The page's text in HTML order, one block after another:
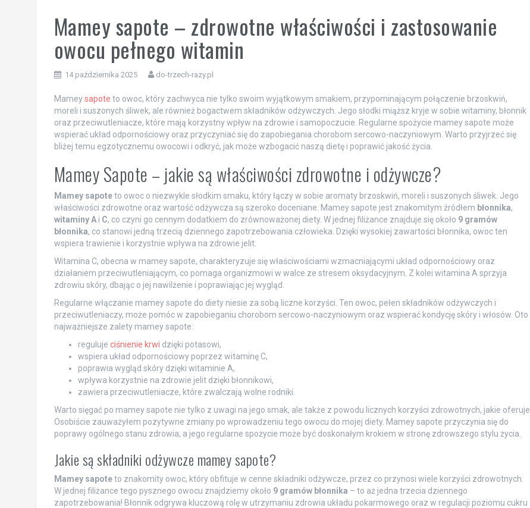
Mamey sapote – zdrowotne właściwości i zastosowanie
owocu pełnego witamin
14 października 2025 do-trzech-razy.pl
Mameysapote to owoc, który zachwyca nie tylko swoim wyjątkowym smakiem, przypominającym połączenie brzoskwiń,
moreli i suszonych śliwek, ale również bogactwem składników odżywczych. Jego słodki miąższ kryje w sobie witaminy, błonnik
oraz przeciwutleniacze, które mają korzystny wpływ na zdrowie i samopoczucie. Regularne spożycie mamey sapote może
wspierać układ odpornościowy oraz przyczyniać się do zapobiegania chorobom sercowo-naczyniowym. Warto przyjrzeć się
bliżej temu egzotycznemu owocowi i odkryć, jak może wzbogacić naszą dietę i poprawić jakość życia.
Mamey Sapote – jakie są właściwości zdrowotne i odżywcze?
Mamey sapoteto owoc o niezwykle słodkim smaku, który łączy w sobie aromaty brzoskwiń, moreli i suszonych śliwek. Jego
właściwości zdrowotne oraz wartość odżywcza są szeroko doceniane. Mamey sapote jest znakomitym źródłem błonnika,
witaminy Ai C, co czyni go cennym dodatkiem do zrównoważonej diety. W jednej filiżance znajduje się około 9 gramów
błonnika, co stanowi jedną trzecią dziennego zapotrzebowania człowieka. Dzięki wysokiej zawartości błonnika, owoc ten
wspiera trawienie i korzystnie wpływa na zdrowie jelit.
Witamina C, obecna w mamey sapote, charakteryzuje się właściwościami wzmacniającymi układ odpornościowy oraz
działaniem przeciwutleniającym, co pomaga organizmowi w walce ze stresem oksydacyjnym. Z kolei witamina A sprzyja
zdrowiu skóry, dbając o jej nawilżenie i poprawiając jej wygląd.
Regularne włączanie mamey sapote do diety niesie za sobą liczne korzyści. Ten owoc, pełen składników odżywczych i
przeciwutleniaczy, może pomóc w zapobieganiu chorobom sercowo-naczyniowym oraz wspierać kondycję skóry i włosów. Oto
najważniejsze zalety mamey sapote:
reguluje ciśnienie krwi dzięki potasowi,
wspiera układ odpornościowy poprzez witaminę C,
poprawia wygląd skóry dzięki witaminie A,
wpływa korzystnie na zdrowie jelit dzięki błonnikowi,
zawiera przeciwutleniacze, które zwalczają wolne rodniki.
Warto sięgać po mamey sapote nie tylko z uwagi na jego smak, ale także z powodu licznych korzyści zdrowotnych, jakie oferuje.
Osobiście zauważyłem pozytywne zmiany po wprowadzeniu tego owocu do mojej diety. Mamey sapote przyczynia się do
poprawy ogólnego stanu zdrowia, a jego regularne spożycie może być doskonałym krokiem w stronę zdrowszego stylu życia.
Jakie są składniki odżywcze mamey sapote?
Mamey sapoteto znakomity owoc, który obfituje w cenne składniki odżywcze, przez co przynosi wiele korzyści zdrowotnych.
W jednej filiżance tego pysznego owocu znajdziemy około 9 gramów błonnika – to aż jedna trzecia dziennego
zapotrzebowania! Błonnik odgrywa kluczową rolę w utrzymaniu zdrowia układu pokarmowego oraz w regulacji poziomu cukru